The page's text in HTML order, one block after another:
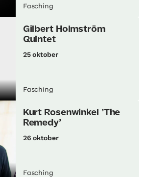
Fasching
Gilbert Holmström
Quintet
25 oktober
Fasching
Kurt Rosenwinkel ’The
Remedy’
26 oktober
Fasching